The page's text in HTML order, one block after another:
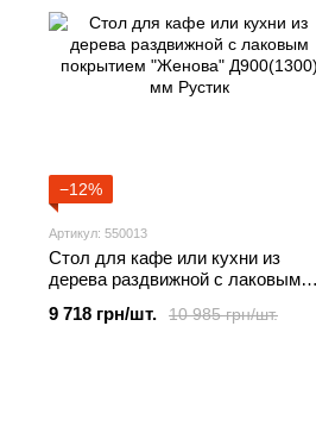
−12%
Артикул: 550013
Стол для кафе или кухни из
дерева раздвижной с лаковым
мм Рустик
10 985 грн/шт.
9 718 грн/шт.